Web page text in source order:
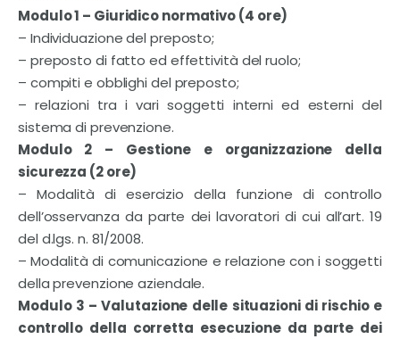
Modulo 1 – Giuridico normativo (4 ore)
– Individuazione del preposto;
– preposto di fatto ed effettività del ruolo;
– compiti e obblighi del preposto;
– relazioni tra i vari soggetti interni ed esterni del
sistema di prevenzione.
Modulo 2 – Gestione e organizzazione della
sicurezza (2 ore)
– Modalità di esercizio della funzione di controllo
dell’osservanza da parte dei lavoratori di cui all’art. 19
del d.lgs. n. 81/2008.
– Modalità di comunicazione e relazione con i soggetti
della prevenzione aziendale.
Modulo 3 – Valutazione delle situazioni di rischio e
controllo della corretta esecuzione da parte dei